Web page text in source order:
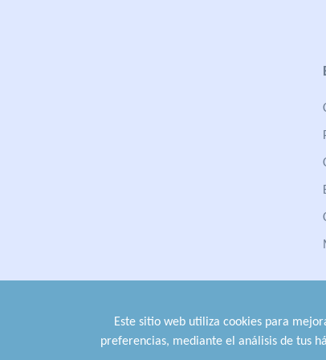
Este sitio web utiliza cookies para
preferencias, mediante el análisis de tus